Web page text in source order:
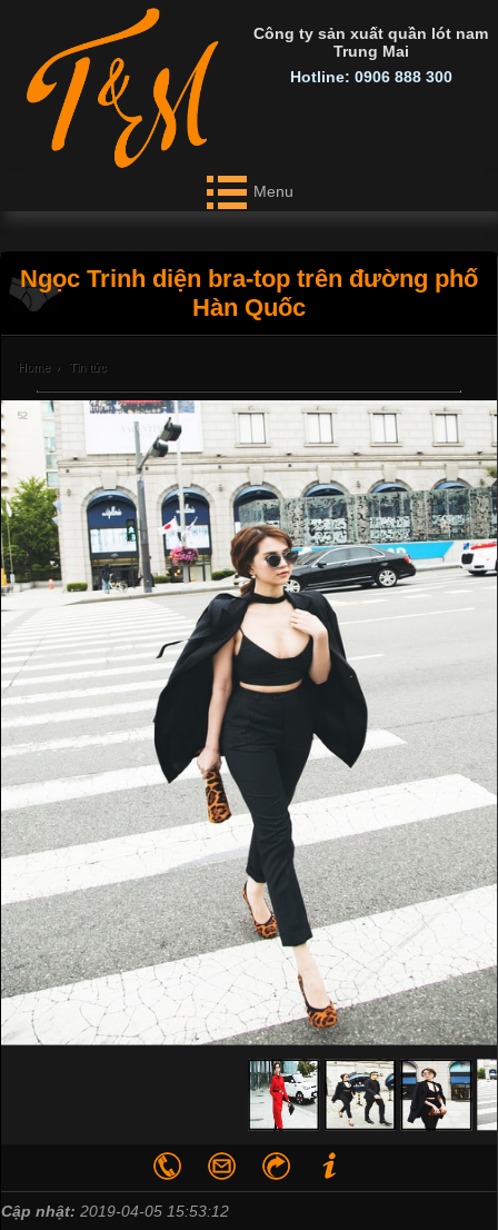
Công ty sản xuất quần lót nam
Trung Mai
Hotline: 0906 888 300
Menu
Ngọc Trinh diện bra-top trên đường phố
Hàn Quốc
Home › Tin tức
Cập nhật: 2019-04-05 15:53:12